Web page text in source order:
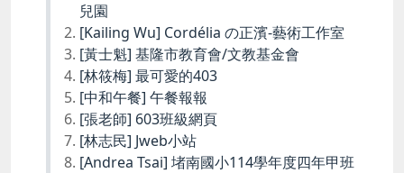
兒園
[Kailing Wu] Cordélia の正濱-藝術工作室
[黃士魁] 基隆市教育會/文教基金會
[林筱梅] 最可愛的403
[中和午餐] 午餐報報
[張老師] 603班級網頁
[林志民] Jweb小站
[Andrea Tsai] 堵南國小114學年度四年甲班